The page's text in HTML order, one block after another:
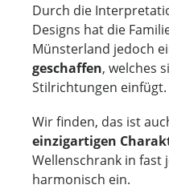
Durch die
Designs hat die
Münsterland jedoch
geschaffen, welches
Stilrichtungen einfügt.
Wir finden, das ist
einzigartigen
Wellenschrank in fast
harmonisch ein.